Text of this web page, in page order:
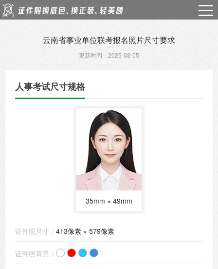
云南省事业单位联考报名照片尺寸要求
更新时间：2025-03-05
人事考试尺寸规格
35mm × 49mm
证件照尺寸：413像素 × 579像素
证件照背景：